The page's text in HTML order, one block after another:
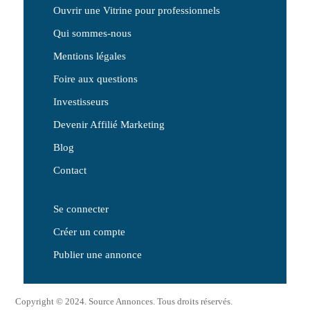
Ouvrir une Vitrine pour professionnels
Qui sommes-nous
Mentions légales
Foire aux questions
Investisseurs
Devenir Affilié Marketing
Blog
Contact
Se connecter
Créer un compte
Publier une annonce
Copyright © 2024. Source Annonces. Tous droits réservés.